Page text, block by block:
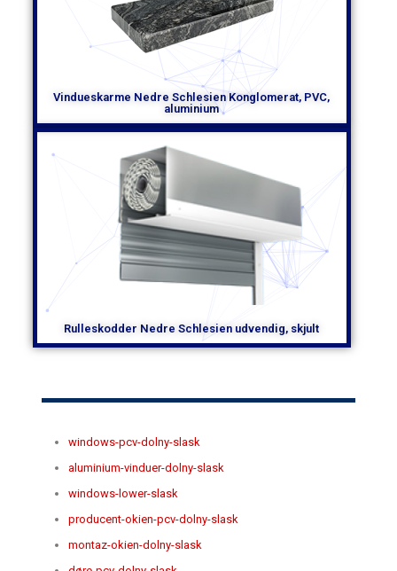
Vindueskarme Nedre Schlesien Konglomerat, PVC,
aluminium
Rulleskodder Nedre Schlesien udvendig, skjult
windows-pcv-dolny-slask
aluminium-vinduer-dolny-slask
windows-lower-slask
producent-okien-pcv-dolny-slask
montaz-okien-dolny-slask